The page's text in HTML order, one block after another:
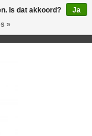
Is dat akkoord?
Ja
»